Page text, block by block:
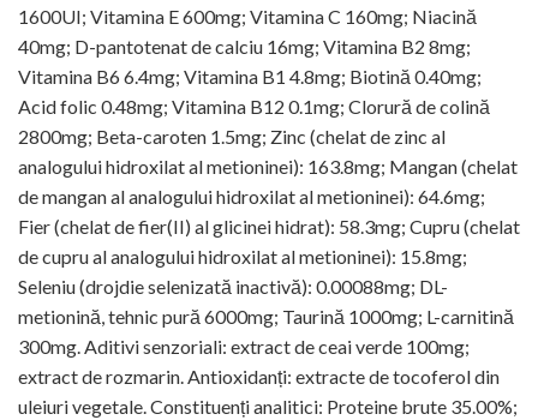
1600UI; Vitamina E 600mg; Vitamina C 160mg; Niacină
40mg; D-pantotenat de calciu 16mg; Vitamina B2 8mg;
Vitamina B6 6.4mg; Vitamina B1 4.8mg; Biotină 0.40mg;
Acid folic 0.48mg; Vitamina B12 0.1mg; Clorură de colină
2800mg; Beta-caroten 1.5mg; Zinc (chelat de zinc al
analogului hidroxilat al metioninei): 163.8mg; Mangan (chelat
de mangan al analogului hidroxilat al metioninei): 64.6mg;
Fier (chelat de fier(II) al glicinei hidrat): 58.3mg; Cupru (chelat
de cupru al analogului hidroxilat al metioninei): 15.8mg;
Seleniu (drojdie selenizată inactivă): 0.00088mg; DL-
metionină, tehnic pură 6000mg; Taurină 1000mg; L-carnitină
300mg. Aditivi senzoriali: extract de ceai verde 100mg;
extract de rozmarin. Antioxidanți: extracte de tocoferol din
uleiuri vegetale. Constituenți analitici: Proteine brute 35.00%;